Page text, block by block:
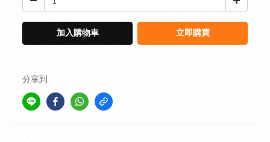
加入購物車 立即購買
分享到